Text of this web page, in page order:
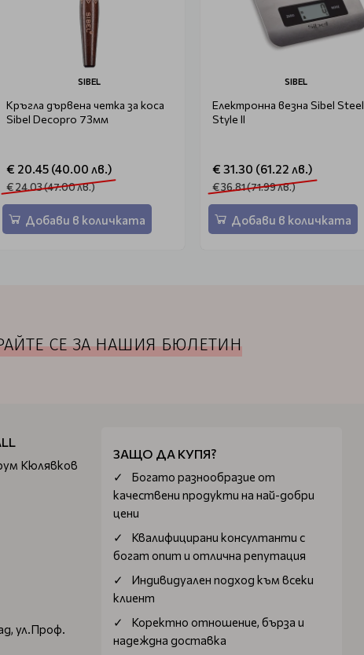
SIBEL
Кръгла дървена четка за коса
Sibel Decopro 73мм
€ 20.45 (40.00 лв.)
€ 24.03 (47.00 лв.)
Добави в количката
SIBEL
Електронна везна Sibel Steel
Style II
€ 31.30 (61.22 лв.)
€ 36.81 (71.99 лв.)
Добави в количката
СЕ ЗА НАШИЯ БЮЛЕТИН
Кюлявков
ул.Проф.
ЗАЩО ДА КУПЯ?
Богатo разнообразие от
качествени продукти на най-добри
цени
Квалифицирани консултанти с
богат опит и отлична репутация
Индивидуален подход към всеки
клиент
Коректно отношение, бърза и
надеждна доставка